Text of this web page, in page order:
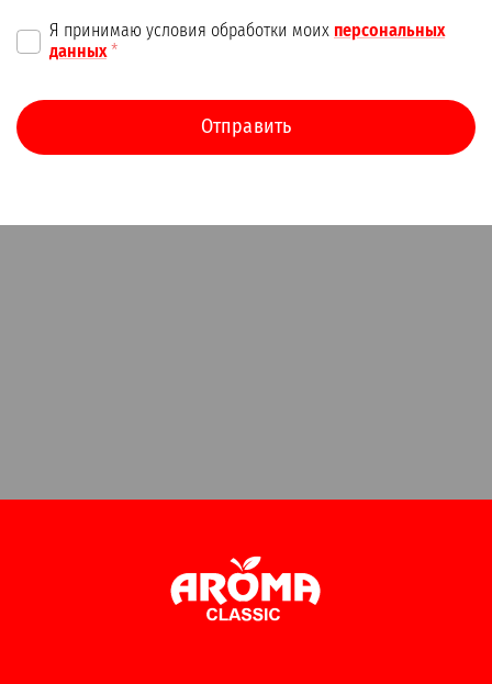
Я принимаю условия обработки моих персональных
данных *
Отправить